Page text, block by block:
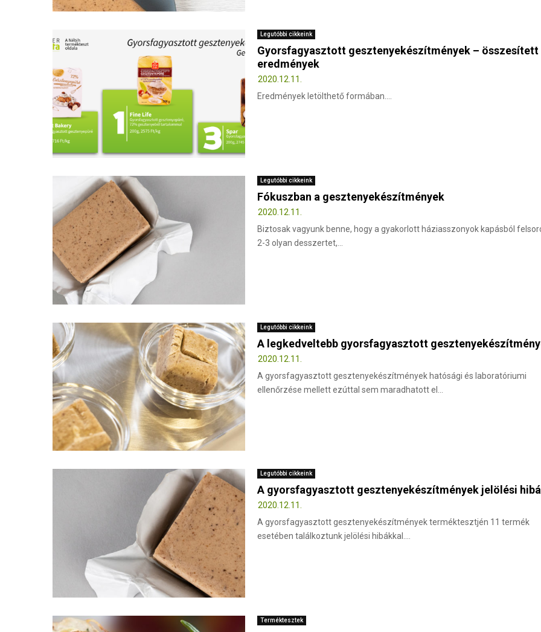
Legutóbbi cikkeink
Gyorsfagyasztott gesztenyekészítmények – összesített
eredmények
2020.12.11.
Eredmények letölthető formában....
Legutóbbi cikkeink
Fókuszban a gesztenyekészítmények
2020.12.11.
Biztosak vagyunk benne, hogy a gyakorlott háziasszonyok kapásból
2-3 olyan desszertet,...
Legutóbbi cikkeink
A legkedveltebb gyorsfagyasztott
2020.12.11.
A gyorsfagyasztott gesztenyekészítmények hatósági és laboratóriumi
ellenőrzése mellett ezúttal sem maradhatott el...
Legutóbbi cikkeink
A gyorsfagyasztott gesztenyekészítmények jelölési
2020.12.11.
A gyorsfagyasztott gesztenyekészítmények terméktesztjén 11 termék
esetében találkoztunk jelölési hibákkal....
Terméktesztek